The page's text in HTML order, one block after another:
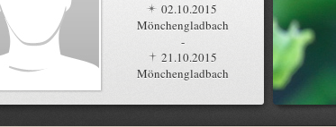
02.10.2015
Mönchengladbach
-
21.10.2015
Mönchengladbach